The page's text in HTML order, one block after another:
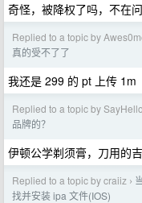
奇怪，被降权了吗，不在
Replied to a topic by
真的受不了了
我还是 299 的 pt 上传 1m
Replied to a topic by
品牌的？
伊顿公学剃须膏，刀用的
Replied to a topic by craiiz ›
找并安装 ipa 文件(IOS)